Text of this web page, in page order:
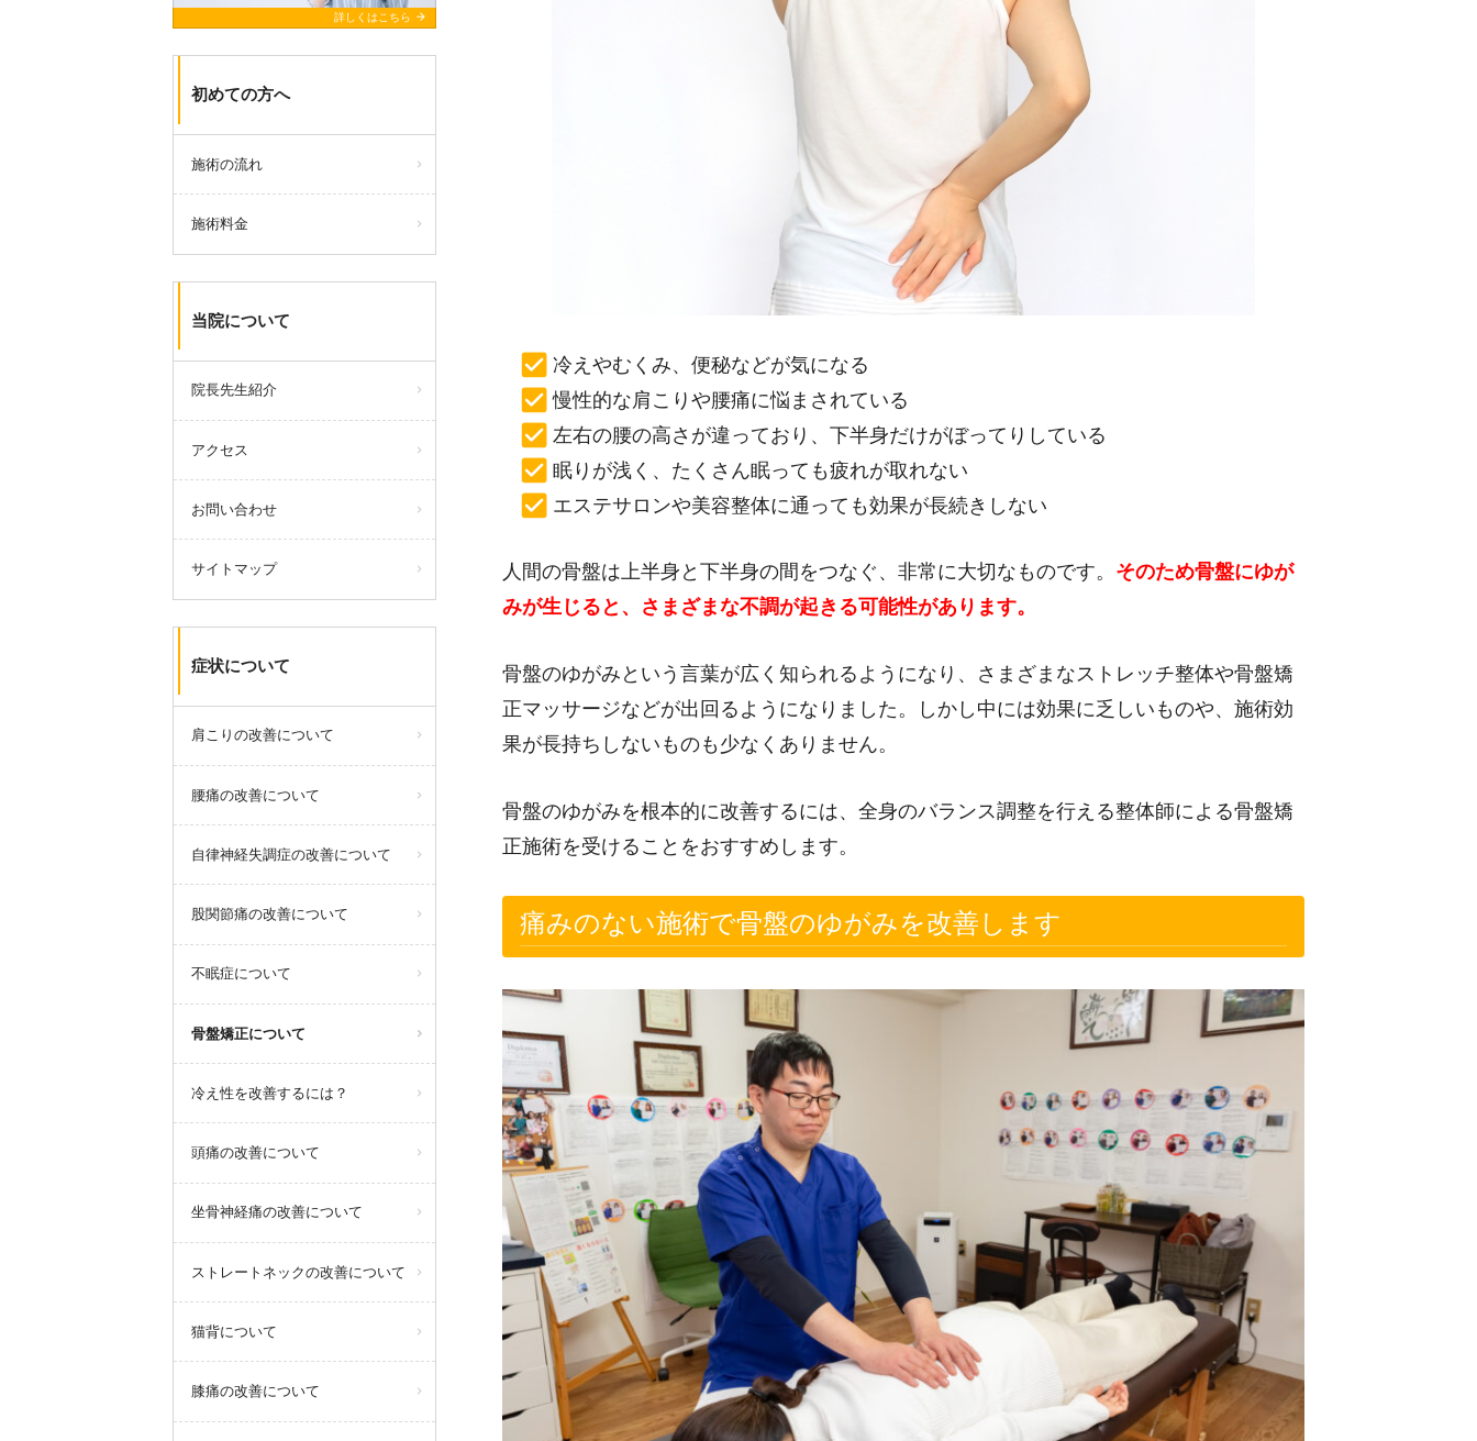
冷えやむくみ、便秘などが気になる
慢性的な肩こりや腰痛に悩まされている
左右の腰の高さが違っており、下半身だけがぼってりしている
眠りが浅く、たくさん眠っても疲れが取れない
エステサロンや美容整体に通っても効果が長続きしない
人間の骨盤は上半身と下半身の間をつなぐ、非常に大切なものです。 そのため骨盤にゆが
みが生じると、さまざまな不調が起きる可能性があります。
骨盤のゆがみという言葉が広く知られるようになり、さまざまなストレッチ整体や骨盤矯
正マッサージなどが出回るようになりました。しかし中には効果に乏しいものや、施術効
果が長持ちしないものも少なくありません。
骨盤のゆがみを根本的に改善するには、全身のバランス調整を行える整体師による骨盤矯
正施術を受けることをおすすめします。
痛みのない施術で骨盤のゆがみを改善します
詳しくはこちら arrow_forward
初めての方へ
施術の流れ
施術料金
当院について
院長先生紹介
アクセス
お問い合わせ
サイトマップ
症状について
肩こりの改善について
腰痛の改善について
自律神経失調症の改善について
股関節痛の改善について
不眠症について
骨盤矯正について
冷え性を改善するには？
頭痛の改善について
坐骨神経痛の改善について
ストレートネックの改善について
猫背について
膝痛の改善について